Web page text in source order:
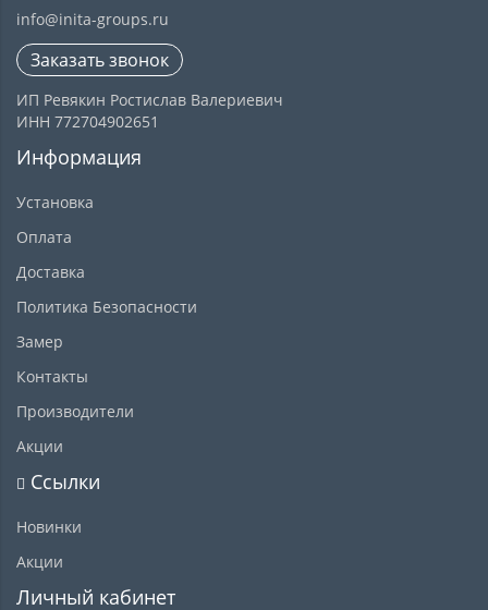
info@inita-groups.ru
Заказать звонок
ИП Ревякин Ростислав Валериевич
ИНН 772704902651
Информация
Установка
Оплата
Доставка
Политика Безопасности
Замер
Контакты
Производители
Акции
Ссылки
Новинки
Акции
Личный кабинет